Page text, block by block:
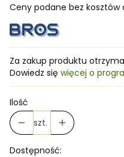
Ceny podane bez kosztów
Za zakup produktu
Dowiedz się więcej o
Ilość
szt.
Dostępność: